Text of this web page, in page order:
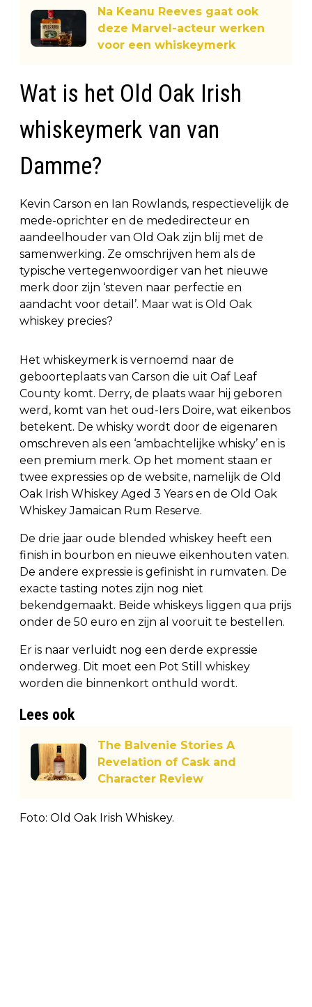
Na Keanu Reeves gaat ook
deze Marvel-acteur werken
voor een whiskeymerk
Wat is het Old Oak Irish
whiskeymerk van van
Damme?
Kevin Carson en Ian Rowlands, respectievelijk de
mede-oprichter en de mededirecteur en
aandeelhouder van Old Oak zijn blij met de
samenwerking. Ze omschrijven hem als de
typische vertegenwoordiger van het nieuwe
merk door zijn ‘steven naar perfectie en
aandacht voor detail’. Maar wat is Old Oak
whiskey precies?
Het whiskeymerk is vernoemd naar de
geboorteplaats van Carson die uit Oaf Leaf
County komt. Derry, de plaats waar hij geboren
werd, komt van het oud-Iers Doire, wat eikenbos
betekent. De whisky wordt door de eigenaren
omschreven als een ‘ambachtelijke whisky’ en is
een premium merk. Op het moment staan er
twee expressies op de website, namelijk de Old
Oak Irish Whiskey Aged 3 Years en de Old Oak
Whiskey Jamaican Rum Reserve.
De drie jaar oude blended whiskey heeft een
finish in bourbon en nieuwe eikenhouten vaten.
De andere expressie is gefinisht in rumvaten. De
exacte tasting notes zijn nog niet
bekendgemaakt. Beide whiskeys liggen qua prijs
onder de 50 euro en zijn al vooruit te bestellen.
Er is naar verluidt nog een derde expressie
onderweg. Dit moet een Pot Still whiskey
worden die binnenkort onthuld wordt.
Lees ook
The Balvenie Stories A
Revelation of Cask and
Character Review
Foto: Old Oak Irish Whiskey.